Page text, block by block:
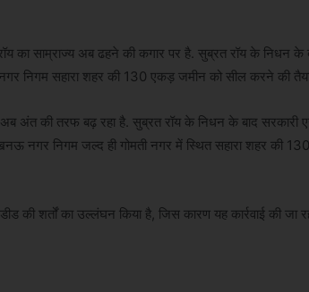
का साम्राज्य अब ढहने की कगार पर है. सुब्रत रॉय के निधन के
निगम सहारा शहर की 130 एकड़ जमीन को सील करने की
अंत की तरफ बढ़ रहा है. सुब्रत रॉय के निधन के बाद सरकारी
नगर निगम जल्द ही गोमती नगर में स्थित सहारा शहर की
की शर्तों का उल्लंघन किया है, जिस कारण यह कार्रवाई की जा